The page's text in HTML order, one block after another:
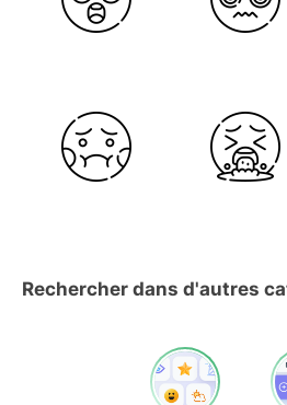
Rechercher dans d'autres